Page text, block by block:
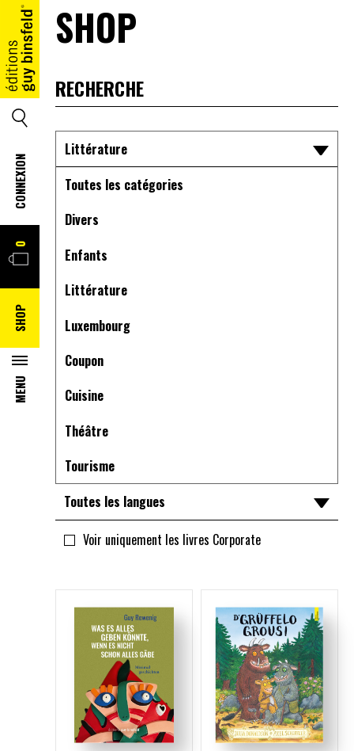
ACCUEIL
SEARCH
CONNEXION
PANIER
0
SHOP
MENU
SHOP
Littérature
Toutes les catégories
Divers
Enfants
Littérature
Luxembourg
Coupon
Cuisine
Théâtre
Tourisme
Toutes les langues
Toutes les langues
ml
Voir uniquement les livres Corporate